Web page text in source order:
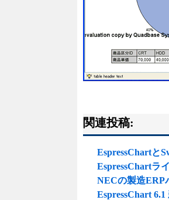
関連投稿:
EspressChartと
EspressChartラ
NECの製造ERP
EspressChart